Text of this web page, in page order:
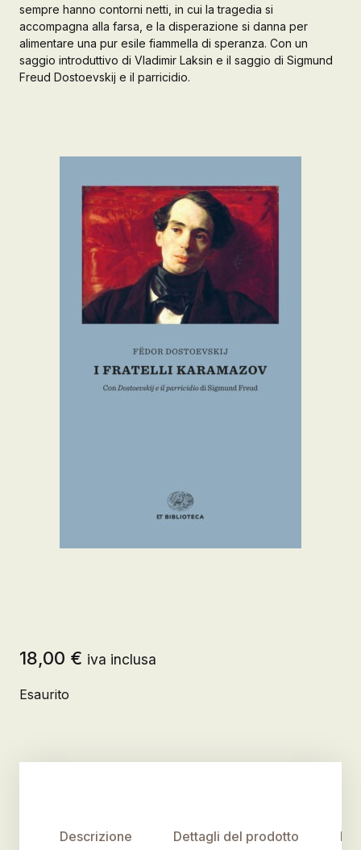
sempre hanno contorni netti, in cui la tragedia si
accompagna alla farsa, e la disperazione si danna per
alimentare una pur esile fiammella di speranza. Con un
saggio introduttivo di Vladimir Laksin e il saggio di Sigmund
Freud Dostoevskij e il parricidio.
18,00 € iva inclusa
Esaurito
Descrizione Dettagli del prodotto